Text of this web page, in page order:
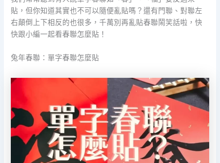
貼，但你知道其實也不可以隨便亂貼嗎？還有門聯、對聯左
右顛倒上下相反的也很多，千萬別再亂貼春聯鬧笑話啦，快
快跟小編一起看春聯怎麼貼！
兔年春聯：單字春聯怎麼貼